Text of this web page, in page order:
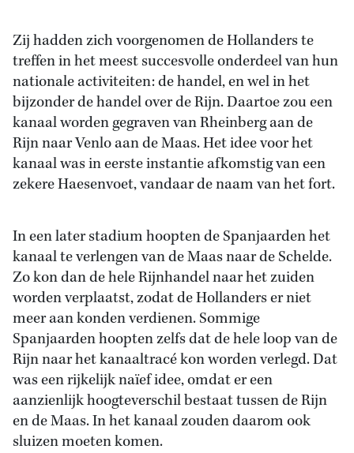
Zij hadden zich voorgenomen de Hollanders te
treffen in het meest succesvolle onderdeel van hun
nationale activiteiten: de handel, en wel in het
bijzonder de handel over de Rijn. Daartoe zou een
kanaal worden gegraven van Rheinberg aan de
Rijn naar Venlo aan de Maas. Het idee voor het
kanaal was in eerste instantie afkomstig van een
zekere Haesenvoet, vandaar de naam van het fort.
In een later stadium hoopten de Spanjaarden het
kanaal te verlengen van de Maas naar de Schelde.
Zo kon dan de hele Rijnhandel naar het zuiden
worden verplaatst, zodat de Hollanders er niet
meer aan konden verdienen. Sommige
Spanjaarden hoopten zelfs dat de hele loop van de
Rijn naar het kanaaltracé kon worden verlegd. Dat
was een rijkelijk naïef idee, omdat er een
aanzienlijk hoogteverschil bestaat tussen de Rijn
en de Maas. In het kanaal zouden daarom ook
sluizen moeten komen.